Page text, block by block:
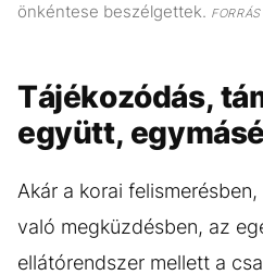
önkéntese beszélgettek. FORRÁS
Tájékozódás,
együtt,
Akár a korai
való megküzdésben, az
ellátórendszer mellett a